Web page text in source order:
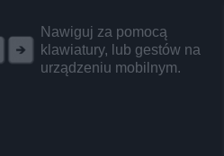
Nawiguj za pomocą
klawiatury, lub gestów na
urządzeniu mobilnym.